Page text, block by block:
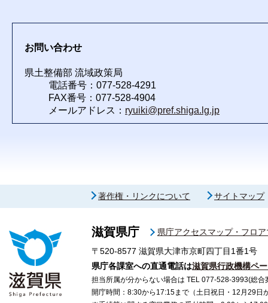
お問い合わせ
県土整備部 流域政策局
電話番号：077-528-4291
FAX番号：077-528-4904
メールアドレス： ryuiki@pref.shiga.lg.jp
著作権・リンクについて サイトマップ
滋賀県庁
県庁アクセスマップ・フロ
〒520-8577 滋賀県大津市京町四丁目1番1号
県庁各課室への直通電話は滋賀県行政機構ペ
担当所属が分からない場合は TEL 077-528-3993(総合
開庁時間：8:30から17:15まで（土日祝日・12月29日